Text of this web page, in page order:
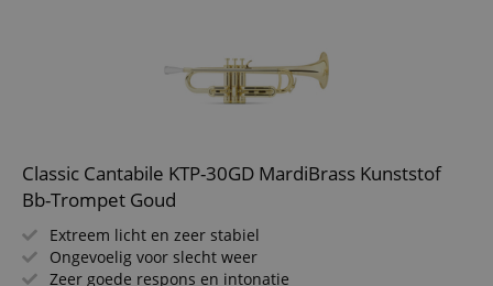
Classic Cantabile KTP-30GD MardiBrass Kunststof
Bb-Trompet Goud
Extreem licht en zeer stabiel
Ongevoelig voor slecht weer
Zeer goede respons en intonatie